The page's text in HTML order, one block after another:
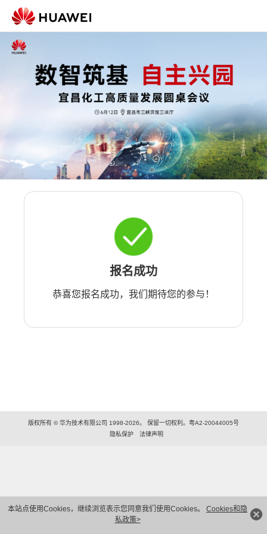
本站点使用Cookies，继续浏览表示您同意我们使用Cookies。 Cookies和隐
私政策>
报名成功
恭喜您报名成功，我们期待您的参与！
版权所有 © 华为技术有限公司 1998-2026。 保留一切权利。粤A2-20044005号
隐私保护
法律声明